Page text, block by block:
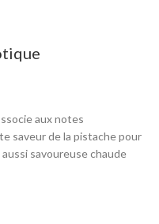
aux notes
saveur de la pistache pour
savoureuse chaude